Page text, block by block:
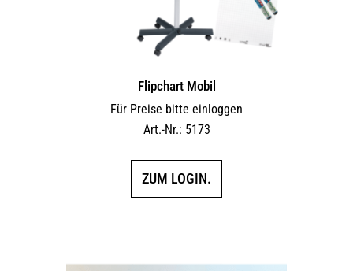
Flipchart Mobil
Für Preise bitte einloggen
Art.-Nr.: 5173
ZUM LOGIN.